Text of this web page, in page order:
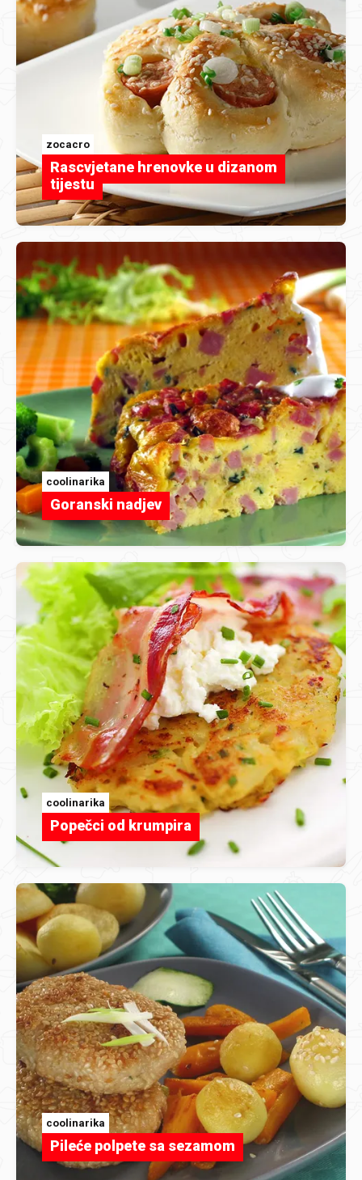
zocacro
Rascvjetane hrenovke u dizanom
tijestu
coolinarika
Goranski nadjev
coolinarika
Popečci od krumpira
coolinarika
Pileće polpete sa sezamom